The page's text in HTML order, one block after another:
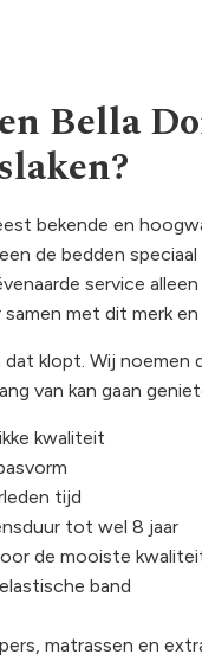
Bella
bekende en
de bedden
service
met dit merk
dat klopt. Wij noemen
van kan gaan
kwaliteit
tijd
tot wel 8 jaar
de mooiste
band
matrassen en